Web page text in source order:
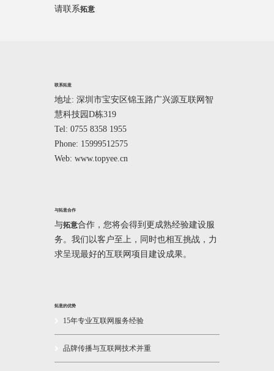
请联系拓意
联系拓意
地址: 深圳市宝安区锦玉路广兴源互联网智
慧科技园D栋319
Tel: 0755 8358 1955
Phone: 15999512575
Web: www.topyee.cn
与拓意合作
与拓意合作，您将会得到更成熟经验建设服
务。我们以客户至上，同时也相互挑战，力
求呈现最好的互联网项目建设成果。
拓意的优势
15年专业互联网服务经验
品牌传播与互联网技术并重